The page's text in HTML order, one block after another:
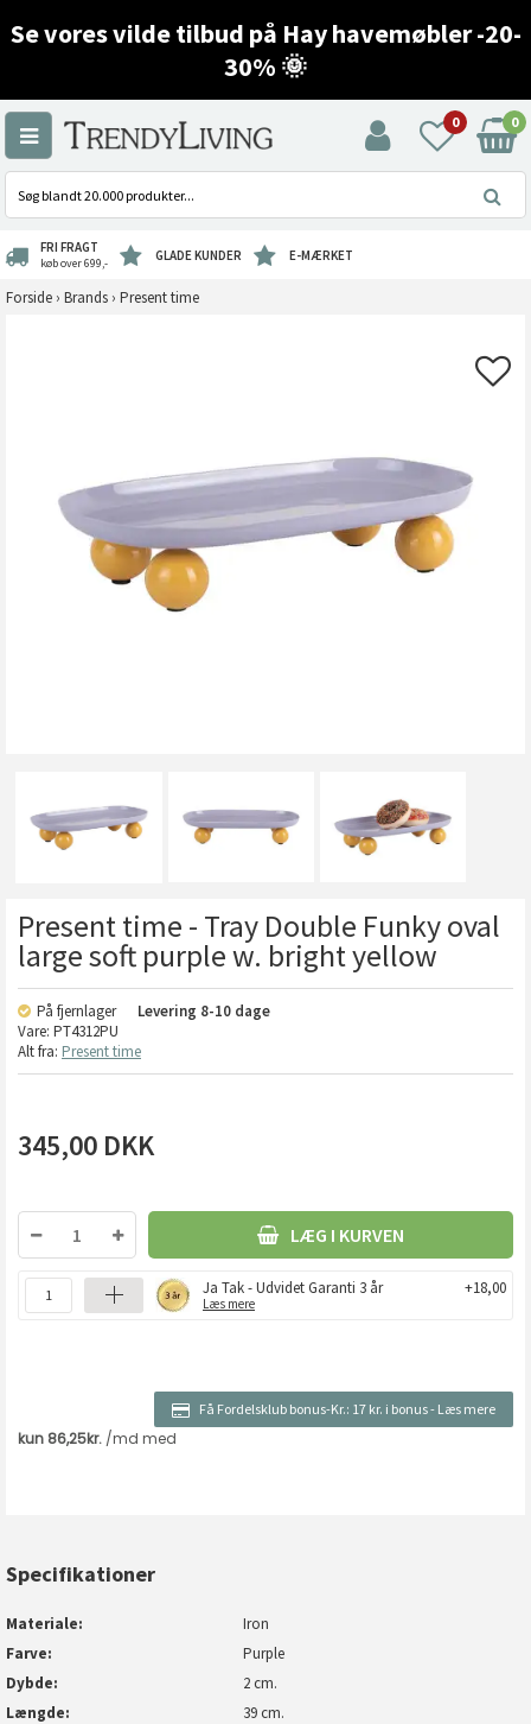
Se vores vilde tilbud på Hay havemøbler -20-
30% 🌞
0 0
FRI FRAGT
køb over 699,- GLADE KUNDER E-MÆRKET
Forside › Brands › Present time
Present time - Tray Double Funky oval
large soft purple w. bright yellow
På fjernlager Levering 8-10 dage
Vare: PT4312PU
Alt fra: Present time
345,00 DKK
LÆG I KURVEN
Ja Tak - Udvidet Garanti 3 år
Læs mere
+18,00
Få Fordelsklub bonus-Kr.: 17 kr. i bonus- Læs mere
Specifikationer
Materiale
Iron
Farve
Purple
Dybde
2 cm.
Længde
39 cm.